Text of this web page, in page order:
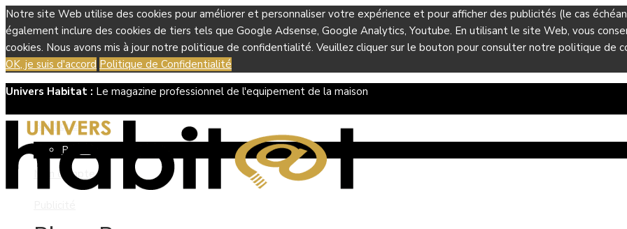
Notre site Web utilise des cookies pour améliorer et personnaliser votre expérience et pour afficher des publicités (le cas
également inclure des cookies de tiers tels que Google Adsense, Google Analytics, Youtube. En utilisant le site Web, vous
cookies. Nous avons mis à jour notre politique de confidentialité. Veuillez cliquer sur le bouton pour consulter notre politique de
OK, je suis d'accord Politique de Confidentialité
Univers Habitat : Le magazine professionnel de l'equipement de la maison
Boutique
Panier
Mon compte